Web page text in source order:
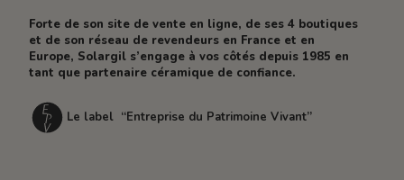
Forte de son site de vente en ligne, de ses 4 boutiques
et de son réseau de revendeurs en France et en
Europe, Solargil s’engage à vos côtés depuis 1985 en
tant que partenaire céramique de confiance.
Le label “Entreprise du Patrimoine Vivant”